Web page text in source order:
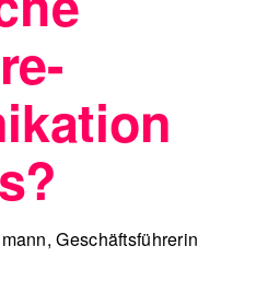
Geschäftsführerin